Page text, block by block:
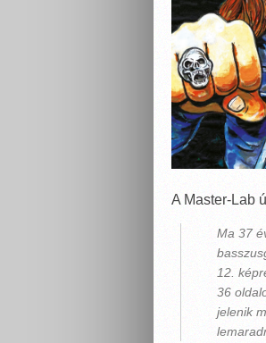
A Master-Lab
Ma 37
12.
36
jelenik